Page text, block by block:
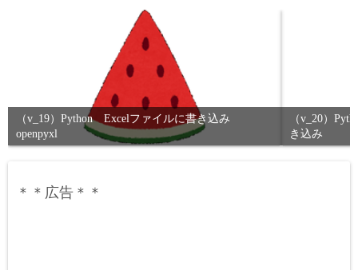
（v_19）Python Excelファイルに書き込み
openpyxl
（v_20）
き込み
＊＊広告＊＊